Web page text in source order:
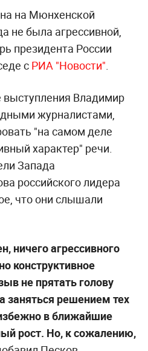
на Мюнхенской
не была агрессивной,
президента России
сРИА "Новости"
выступления Владимир
журналистами,
"на самом деле
характер" речи.
Запада
российского лидера
что они слышали
ничего агрессивного
конструктивное
не прятать голову
заняться решением тех
в ближайшие
рост. Но, к сожалению,